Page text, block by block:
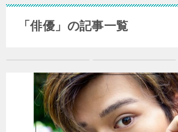
「俳優」の記事一覧